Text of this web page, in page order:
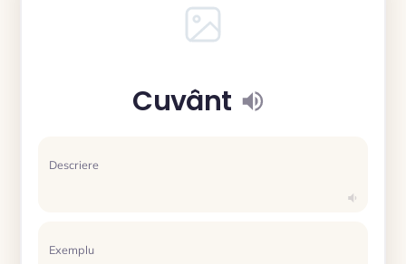
Cuvânt
Descriere
Exemplu